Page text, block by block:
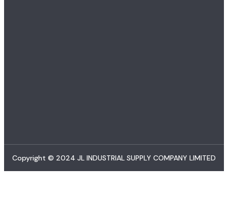
Copyright © 2024 JL INDUSTRIAL SUPPLY COMPANY LIMITED